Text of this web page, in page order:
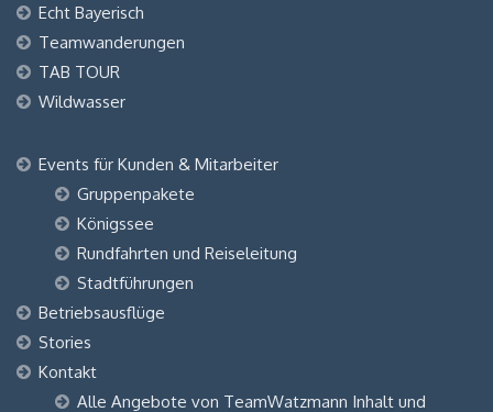
Echt Bayerisch
Teamwanderungen
TAB TOUR
Wildwasser
Events für Kunden & Mitarbeiter
Gruppenpakete
Königssee
Rundfahrten und Reiseleitung
Stadtführungen
Betriebsausflüge
Stories
Kontakt
Alle Angebote von TeamWatzmann Inhalt und